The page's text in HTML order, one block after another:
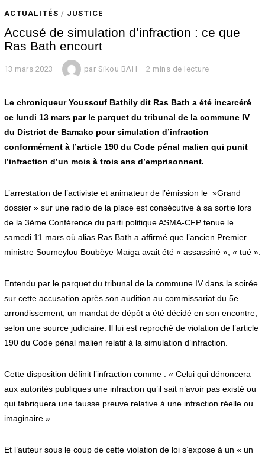
ACTUALITÉS / JUSTICE
Accusé de simulation d’infraction : ce que
Ras Bath encourt
13 mars 2023
a
s
2
0
3
par Sikou BAH 2 mins de lecture
Le chroniqueur Youssouf Bathily dit Ras Bath a été incarcéré
ce lundi 13 mars par le parquet du tribunal de la commune IV
du District de Bamako pour simulation d’infraction
conformément à l’article 190 du Code pénal malien qui punit
l’infraction d’un mois à trois ans d’emprisonnent.
L’arrestation de l’activiste et animateur de l’émission le »Grand
dossier » sur une radio de la place est consécutive à sa sortie lors
de la 3ème Conférence du parti politique ASMA-CFP tenue le
samedi 11 mars où alias Ras Bath a affirmé que l’ancien Premier
ministre Soumeylou Boubèye Maïga avait été « assassiné », « tué ».
Entendu par le parquet du tribunal de la commune IV dans la soirée
sur cette accusation après son audition au commissariat du 5e
arrondissement, un mandat de dépôt a été décidé en son encontre,
selon une source judiciaire. Il lui est reproché de violation de l’article
190 du Code pénal malien relatif à la simulation d’infraction.
Cette disposition définit l’infraction comme : « Celui qui dénoncera
aux autorités publiques une infraction qu’il sait n’avoir pas existé ou
qui fabriquera une fausse preuve relative à une infraction réelle ou
imaginaire ».
Et l’auteur sous le coup de cette violation de loi s’expose à un « un